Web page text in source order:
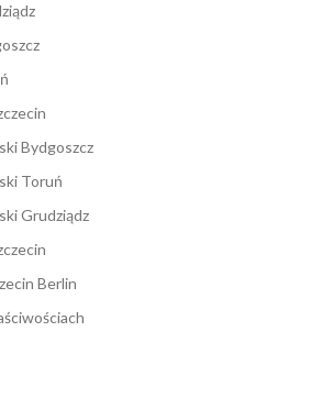
Bydgoszcz
Toruń
Grudziądz
Berlin